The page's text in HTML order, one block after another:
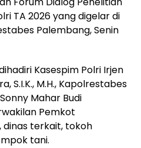
TA 2026 yang digelar di
Palembang, Senin
Kasespim Polri Irjen
S.I.K., M.H., Kapolrestabes
Mahar Budi
Pemkot
dinas terkait, tokoh
tani.